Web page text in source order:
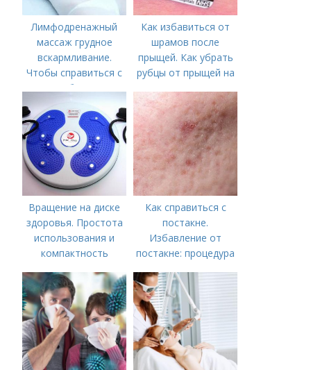
Лимфодренажный
массаж грудное
вскармливание.
Чтобы справиться с
нагрубанием,
необходимо
предпринять
следующие действия:
Как избавиться от
шрамов после
прыщей. Как убрать
рубцы от прыщей на
Вращение на диске
здоровья. Простота
использования и
компактность
Как справиться с
постакне.
Избавление от
постакне: процедура